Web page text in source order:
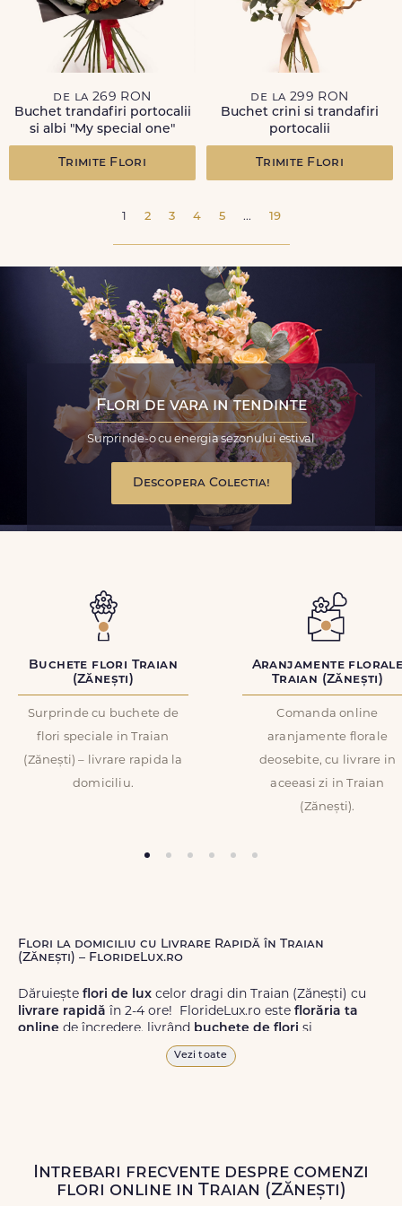
de la 269 RON
Buchet trandafiri portocalii
si albi "My special one"
Trimite Flori
de la 299 RON
Buchet crini si trandafiri
portocalii
Trimite Flori
1 2 3 4 5 ... 19
Flori de vara in tendinte
Surprinde-o cu energia sezonului estival
Descopera Colectia!
Buchete flori Traian
(Zănești)
Surprinde cu buchete de
flori speciale in Traian
(Zănești) – livrare rapida la
domiciliu.
Aranjamente
Traian (Zănești)
Comanda online
aranjamente florale
deosebite, cu livrare in
aceeasi zi in Traian
(Zănești).
Flori la domiciliu cu Livrare Rapidă în Traian
(Zănești) – FlorideLux.ro
Dăruiește flori de lux celor dragi din Traian (Zănești) cu
livrare rapidă în 2-4 ore! FlorideLux.ro este florăria ta
online de încredere, livrând buchete de flori și
de calitate superioară în Traian
(Zănești) și în toată România.
Livrăm buchete de flori chiar și înweekend, pentru ca tu
Vezi toate
Intrebari frecvente despre comenzi
flori online in Traian (Zănești)